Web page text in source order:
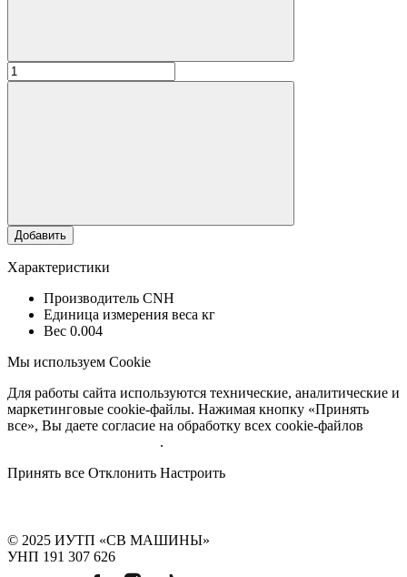
Добавить
Характеристики
Производитель CNH
Единица измерения веса кг
Вес 0.004
Мы используем Cookie
Для работы сайта используются технические, аналитические и
маркетинговые cookie-файлы. Нажимая кнопку «Принять
все», Вы даете согласие на обработку всех cookie-файлов
.
Принять все Отклонить Настроить
© 2025 ИУТП «СВ МАШИНЫ»
УНП 191 307 626